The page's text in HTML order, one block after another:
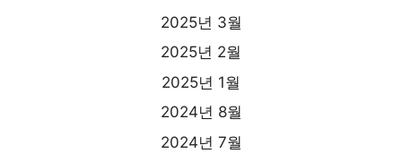
2025년 3월
2025년 2월
2025년 1월
2024년 8월
2024년 7월